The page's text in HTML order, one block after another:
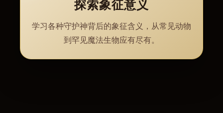
探索象征意义
学习各种守护神背后的象征含义，从常见动物
到罕见魔法生物应有尽有。